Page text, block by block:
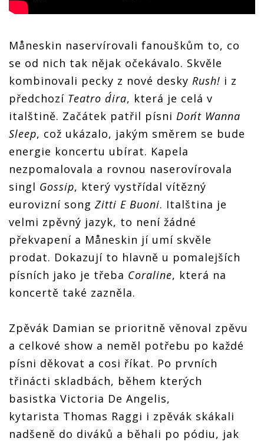
Måneskin naservírovali fanouškům to, co
se od nich tak nějak očekávalo. Skvěle
kombinovali pecky z nové desky Rush! i z
předchozí Teatro d´ira, která je celá v
italštině. Začátek patřil písni Don´t Wanna
Sleep, což ukázalo, jakým směrem se bude
energie koncertu ubírat. Kapela
nezpomalovala a rovnou naserovírovala
singl Gossip, který vystřídal vítězný
eurovizní song Zitti E Buoni. Italština je
velmi zpěvný jazyk, to není žádné
překvapení a Måneskin jí umí skvěle
prodat. Dokazují to hlavně u pomalejších
písních jako je třeba Coraline, která na
koncertě také zazněla.
Zpěvák Damian se prioritně věnoval zpěvu
a celkové show a neměl potřebu po každé
písni děkovat a cosi říkat. Po prvních
třinácti skladbách, během kterých
basistka Victoria De Angelis,
kytarista Thomas Raggi i zpěvák skákali
nadšeně do diváků a běhali po pódiu, jak